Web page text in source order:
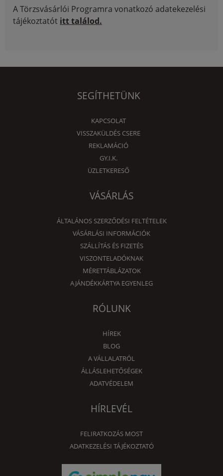
A Törzsvásárlói Programra vonatkozó adatekezelési
tájékoztatót itt találod.
SEGÍTHETÜNK
KAPCSOLAT
VISSZAKÜLDÉS CSERE
REKLAMÁCIÓ
GY.I.K.
ÜZLETKERESŐ
VÁSÁRLÁS
ÁLTALÁNOS SZERZŐDÉSI FELTÉTELEK
VÁSÁRLÁSI INFORMÁCIÓK
SZÁLLÍTÁS ÉS FIZETÉS
VISZONTELADÓKNAK
MÉRETTÁBLÁZATOK
AJÁNDÉKKÁRTYA EGYENLEG
RÓLUNK
HÍREK
BLOG
A VÁLLALATRÓL
ÁLLÁSLEHETŐSÉGEK
ADATVÉDELEM
HÍRLEVÉL
FELIRATKOZÁS MOST
ADATKEZELÉSI TÁJÉKOZTATÓ